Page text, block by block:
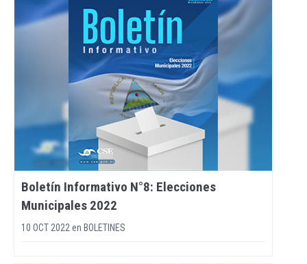
Boletín Informativo N°8: Elecciones
Municipales 2022
10 OCT 2022 en BOLETINES